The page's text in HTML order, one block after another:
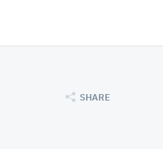
SHARE